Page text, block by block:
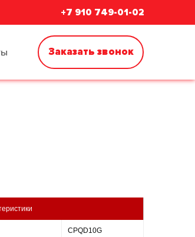
+7 910 749-01-02
Заказать звонок
CPQD10G